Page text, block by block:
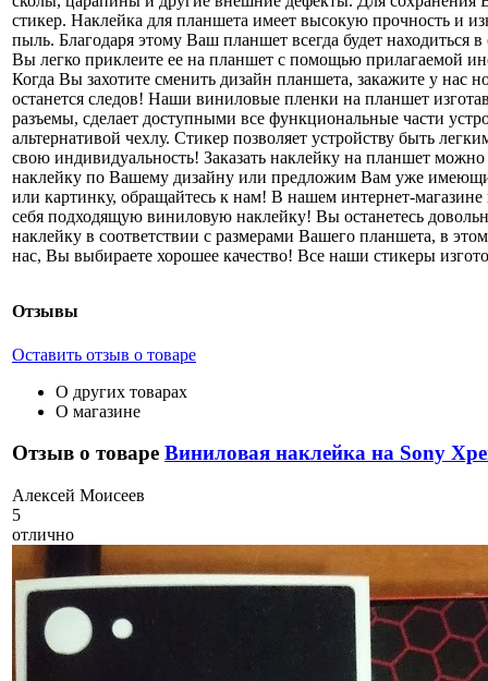
стикер. Наклейка для планшета имеет высокую прочность и
пыль. Благодаря этому Ваш планшет всегда будет находиться
Вы легко приклеите ее на планшет с помощью прилагаемой
Когда Вы захотите сменить дизайн планшета, закажите у нас
останется следов! Наши виниловые пленки на планшет
разъемы, сделает доступными все функциональные части
альтернативой чехлу. Стикер позволяет устройству быть
свою индивидуальность! Заказать наклейку на планшет
наклейку по Вашему дизайну или предложим Вам уже
или картинку, обращайтесь к нам! В нашем интернет-
себя подходящую виниловую наклейку! Вы останетесь
наклейку в соответствии с размерами Вашего планшета, в
нас, Вы выбираете хорошее качество! Все наши стикеры
Отзывы
Оставить отзыв о товаре
О других товарах
О магазине
Отзыв о товаре Виниловая наклейка на Sony
Алексей Моисеев
5
отлично